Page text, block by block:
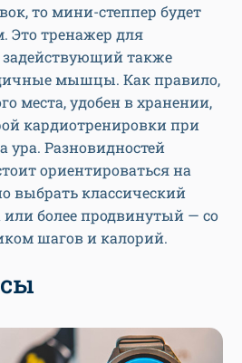
то мини-степпер будет
тренажер для
задействующий также
мышцы. Как правило,
места, удобен в хранении,
кардиотренировки при
ура. Разновидностей
ориентироваться на
выбрать классический
более продвинутый — со
шагов и калорий.